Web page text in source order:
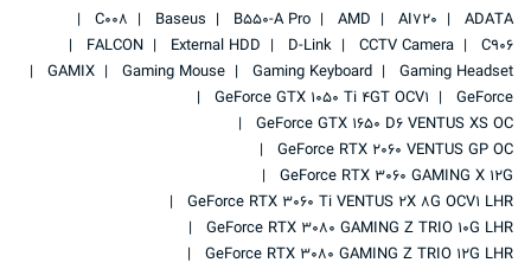
ADATA
AI720
AMD
B550-A Pro
Baseus
C008
C906
CCTV Camera
D-Link
External HDD
FALCON
Gaming Headset
Gaming Keyboard
Gaming Mouse
GAMIX
GeForce
GeForce GTX 1050 Ti 4GT OCV1
GeForce GTX 1650 D6 VENTUS XS OC
GeForce RTX 2060 VENTUS GP OC
GeForce RTX 3060 GAMING X 12G
GeForce RTX 3060 Ti VENTUS 2X 8G OCV1 LHR
GeForce RTX 3080 GAMING Z TRIO 10G LHR
GeForce RTX 3080 GAMING Z TRIO 12G LHR